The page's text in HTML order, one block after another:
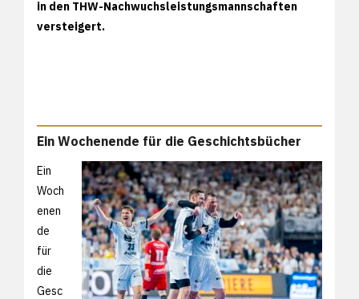
in den THW-Nachwuchsleistungsmannschaften
versteigert.
Ein Wochenende für die Geschichtsbücher
Ein
Woch
enen
de
für
die
Gesc